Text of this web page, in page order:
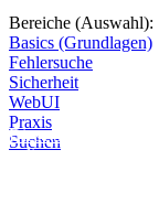
Bereiche (Auswahl):
Basics (Grundlagen)
Fehlersuche
Sicherheit
WebUI
Praxis
Suchen
Diese Seite wird
online. Vielen Dank